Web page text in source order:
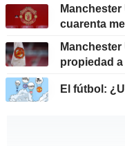
cuarenta
propiedad
El fútbol: